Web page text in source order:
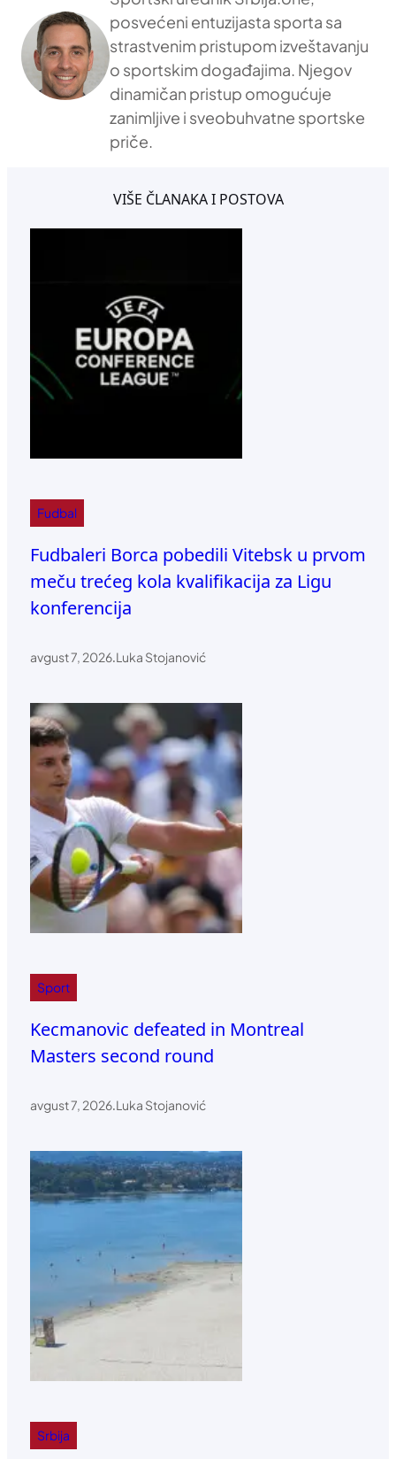
posvećeni entuzijasta sporta sa
strastvenim pristupom izveštavanju
o sportskim događajima. Njegov
dinamičan pristup omogućuje
zanimljive i sveobuhvatne sportske
priče.
VIŠE ČLANAKA I POSTOVA
Fudbal
Fudbaleri Borca pobedili Vitebsk u prvom
meču trećeg kola kvalifikacija za Ligu
konferencija
avgust 7, 2026.Luka Stojanović
Sport
Kecmanovic defeated in Montreal
Masters second round
avgust 7, 2026.Luka Stojanović
Srbija